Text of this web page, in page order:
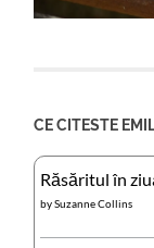
CE CITESTE
Răsăritul în
bySuzanne Collins